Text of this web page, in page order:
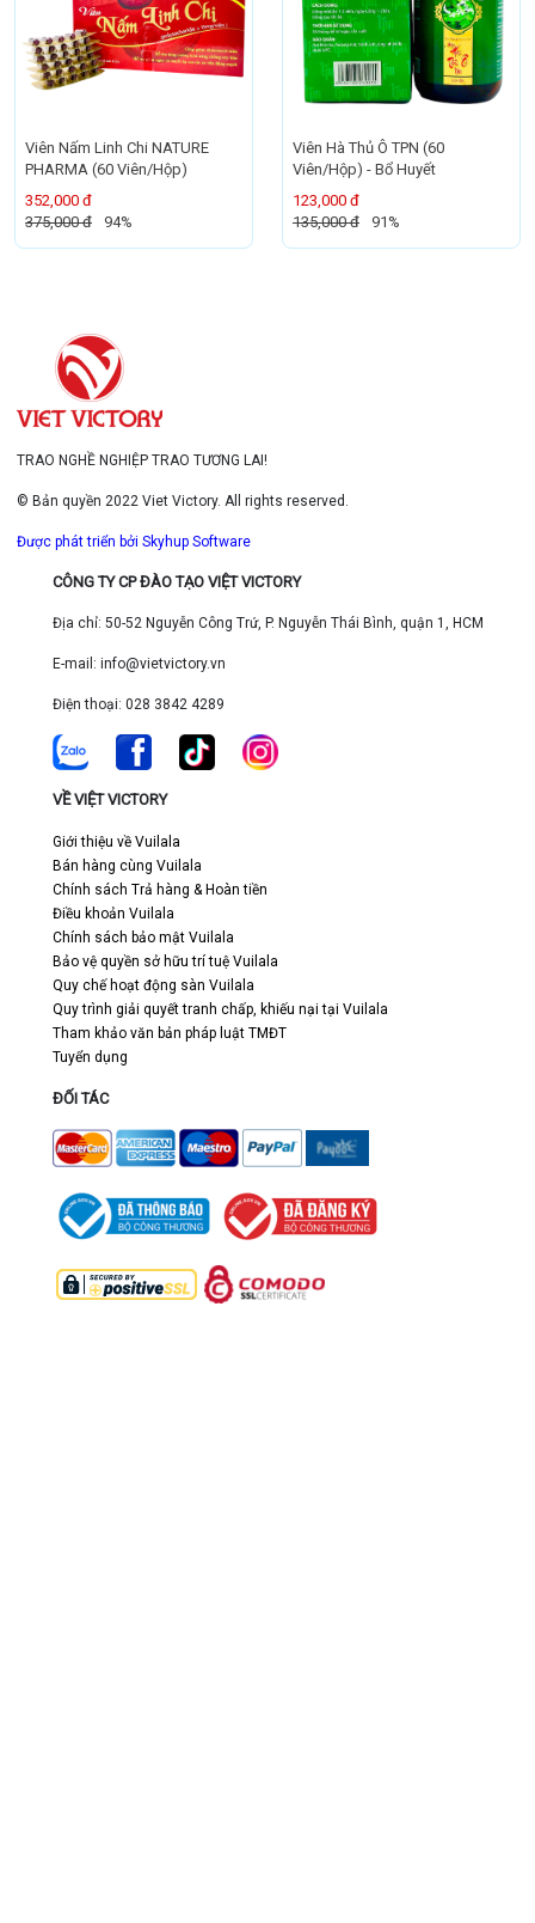
Viên Nấm Linh Chi NATURE
PHARMA (60 Viên/Hộp)
352,000 đ
375,000 đ
94%
Viên Hà Thủ Ô TPN (60
Viên/Hộp) - Bổ Huyết
123,000 đ
135,000 đ
91%
TRAO NGHỀ NGHIỆP TRAO TƯƠNG LAI!
© Bản quyền 2022 Viet Victory. All rights reserved.
Được phát triển bởi Skyhup Software
CÔNG TY CP ĐÀO TẠO VIỆT VICTORY
Địa chỉ: 50-52 Nguyễn Công Trứ, P. Nguyễn Thái Bình, quận 1, HCM
E-mail: info@vietvictory.vn
Điện thoại: 028 3842 4289
VỀ VIỆT VICTORY
Giới thiệu về Vuilala
Bán hàng cùng Vuilala
Chính sách Trả hàng & Hoàn tiền
Điều khoản Vuilala
Chính sách bảo mật Vuilala
Bảo vệ quyền sở hữu trí tuệ Vuilala
Quy chế hoạt động sàn Vuilala
Quy trình giải quyết tranh chấp, khiếu nại tại Vuilala
Tham khảo văn bản pháp luật TMĐT
Tuyển dụng
ĐỐI TÁC